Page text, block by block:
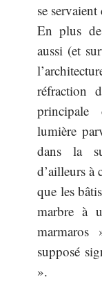
se
En plus
aussi (et
réfraction
principale
lumière
dans la
d’ailleurs à
que les
marbre à
marmaros
supposé
».